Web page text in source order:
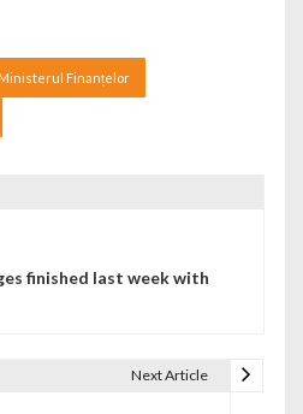
Finanțelor
finished last week with
Next Article